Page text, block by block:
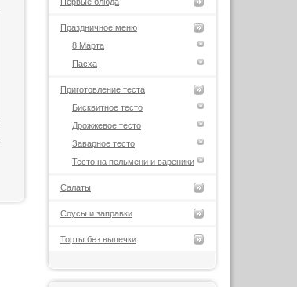
Праздничное меню
8 Марта
Пасха
Приготовление теста
Бисквитное тесто
Дрожжевое тесто
Заварное тесто
Тесто на пельмени и вареники
Салаты
Соусы и заправки
Торты без выпечки